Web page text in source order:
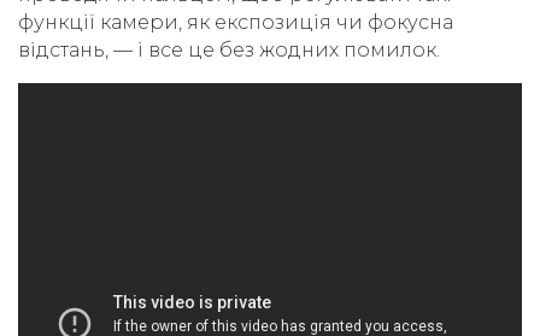
функції камери, як експозиція чи фокусна
відстань, — і все це без жодних помилок.